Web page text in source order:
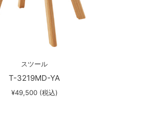
スツール
T-3219MD-YA
¥49,500 (税込)